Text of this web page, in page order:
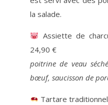
la salade.
Assiette de
24,90 €
poitrine de veau
bœuf, saucisson de
Tartare